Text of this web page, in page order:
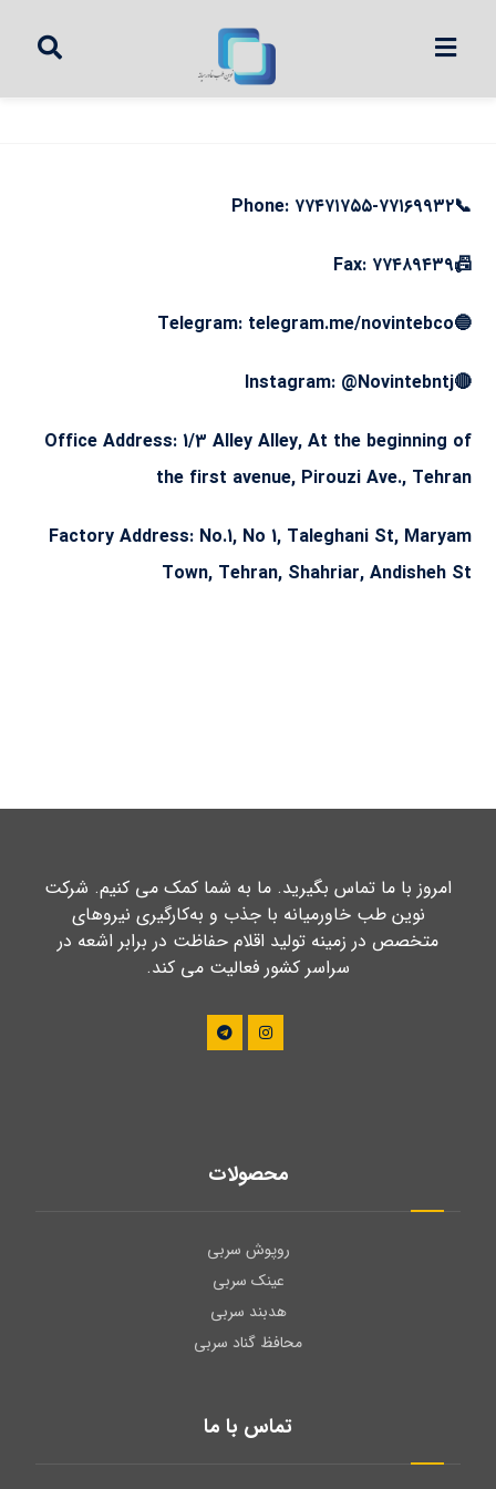
📞Phone: ۷۷۴۷۱۷۵۵-۷۷۱۶۹۹۳۲
📠Fax: ۷۷۴۸۹۴۳۹
🔵Telegram: telegram.me/novintebco
🔴Instagram: @Novintebntj
Office Address: 1/3 Alley Alley, At the beginning of
the first avenue, Pirouzi Ave., Tehran
Factory Address: No.1, No 1, Taleghani St, Maryam
Town, Tehran, Shahriar, Andisheh St
امروز با ما تماس بگیرید. ما به شما کمک می کنیم. شرکت
نوین طب خاورمیانه با جذب و به‌کارگیری نیروهای
متخصص در زمینه تولید اقلام حفاظت در برابر اشعه در
سراسر کشور فعالیت می کند.
محصولات
روپوش سربی
عینک سربی
هدبند سربی
محافظ گناد سربی
تماس با ما